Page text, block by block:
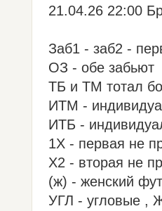
21.04.26 22:00
Заб1 - заб2 -
ОЗ - обе забьют
ТБ и ТМ тотал
ИТМ -
ИТБ -
1Х - первая не
Х2 - вторая не
(ж) - женский
УГЛ - угловые ,